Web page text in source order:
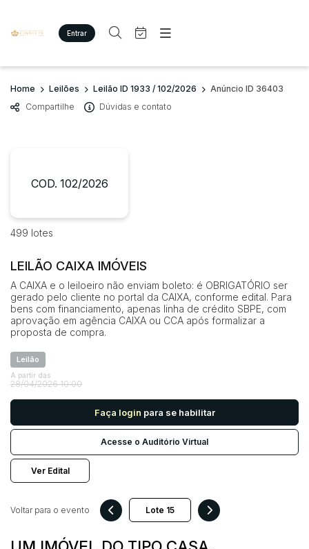
Entrar
Criar conta Entrar
Site
Agenda
Quem Somos
Imóveis
Veículos
Carros
Utilitário
Busca por palavra-chave
Bairro
Judiciais Extrajudiciais
Faixa de valor
R$ até R$
Quem Somos
Home Leilões Leilão ID 1933 / 102/2026
Anúncio ID 36403
Compartilhe
Dúvidas e contato
COD. 102/2026
499 lotes
LEILÃO CAIXA IMÓVEIS
A CAIXA e o leiloeiro não enviam boleto: é OBRIGATÓRIO ser
gerado pelo cliente no portal da CAIXA, conforme edital. Para
bens com financiamento, apenas linha de crédito SBPE, com
aprovação em agência CAIXA ou CCA após formalizar a
proposta de compra.
Leilão
A partir das
28/04/2026 10:00
Faça login para se habilitar
Acesse o Auditório Virtual
Ver Edital
Voltar para o evento